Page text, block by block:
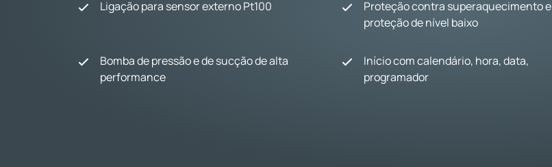
Ligação para sensor externo Pt100
Proteção contra superaquecimento e
proteção de nível baixo
Bomba de pressão e de sucção de alta
performance
Início com calendário, hora, data,
programador